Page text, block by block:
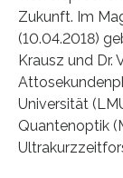
Zukunft. Im
(10.04.2018)
Krausz und Dr.
Universität
Quantenoptik